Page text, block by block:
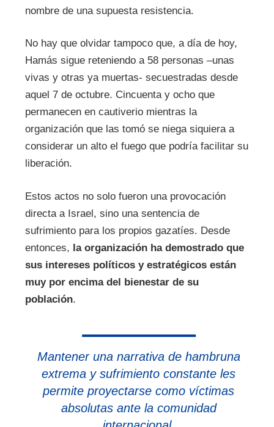
nombre de una supuesta resistencia.
No hay que olvidar tampoco que, a día de hoy,
Hamás sigue reteniendo a 58 personas –unas
vivas y otras ya muertas- secuestradas desde
aquel 7 de octubre. Cincuenta y ocho que
permanecen en cautiverio mientras la
organización que las tomó se niega siquiera a
considerar un alto el fuego que podría facilitar su
liberación.
Estos actos no solo fueron una provocación
directa a Israel, sino una sentencia de
sufrimiento para los propios gazatíes. Desde
entonces, la organización ha demostrado que
sus intereses políticos y estratégicos están
muy por encima del bienestar de su
población.
Mantener una narrativa de hambruna
extrema y sufrimiento constante les
permite proyectarse como víctimas
absolutas ante la comunidad